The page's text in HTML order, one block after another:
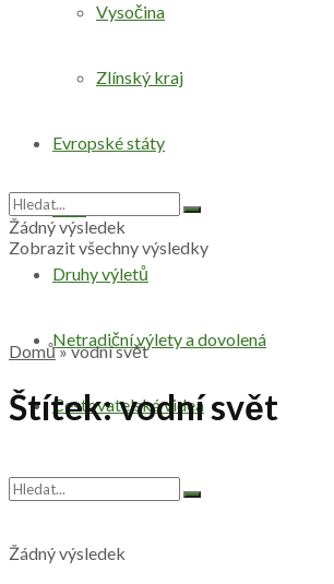
Vysočina
Zlínský kraj
Evropské státy
Svět
Druhy výletů
Netradiční výlety a dovolená
Cestovatelská videa
Žádný výsledek
Žádný výsledek
Zobrazit všechny výsledky
Domů»vodní svět
Štítek:vodní svět